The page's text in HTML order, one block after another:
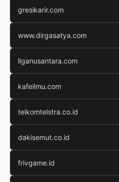
gresikarir.com
www.dirgasatya.com
liganusantara.com
kafeilmu.com
telkomtelstra.co.id
dakisemut.co.id
frivgame.id